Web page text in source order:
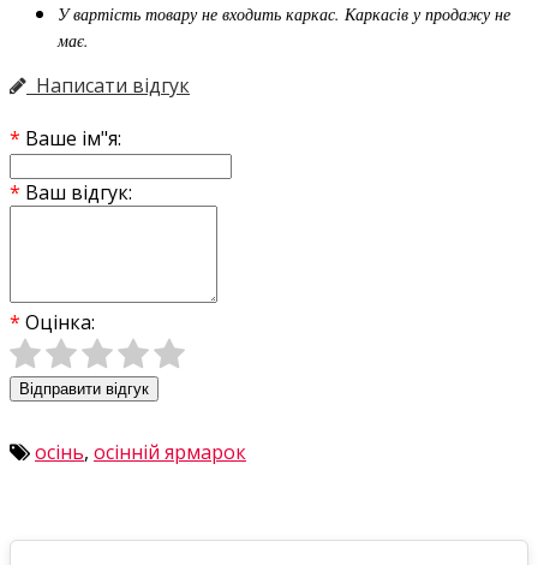
У вартість товару не входить каркас. Каркасів у продажу не
має.
Написати відгук
Ваше ім"я:
Ваш відгук:
Оцінка:
Відправити відгук
осінь, осінній ярмарок